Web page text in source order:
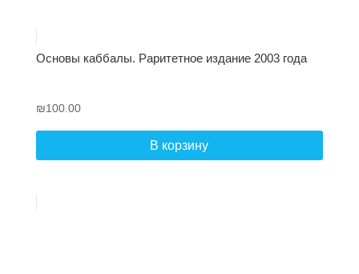
Основы каббалы. Раритетное издание 2003 года
₪100.00
В корзину